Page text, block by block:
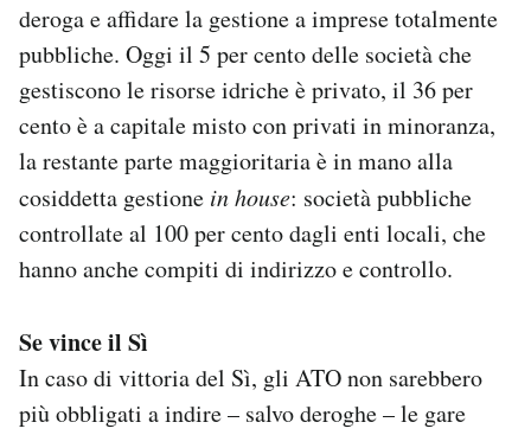
deroga e affidare la gestione a imprese totalmente
pubbliche. Oggi il 5 per cento delle società che
gestiscono le risorse idriche è privato, il 36 per
cento è a capitale misto con privati in minoranza,
la restante parte maggioritaria è in mano alla
cosiddetta gestione in house: società pubbliche
controllate al 100 per cento dagli enti locali, che
hanno anche compiti di indirizzo e controllo.
Se vince il Sì
In caso di vittoria del Sì, gli ATO non sarebbero
più obbligati a indire – salvo deroghe – le gare